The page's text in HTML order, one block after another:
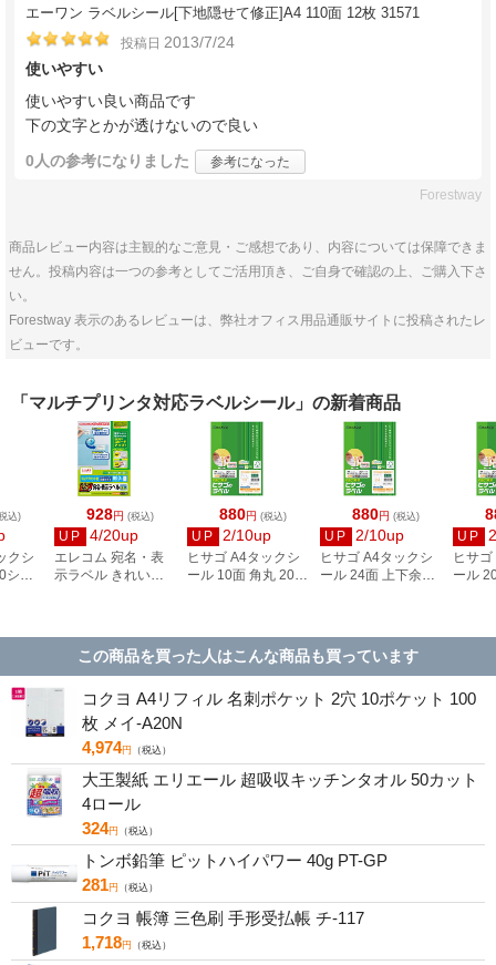
エーワン ラベルシール[下地隠せて修正]A4 110面 12枚 31571
投稿日 2013/7/24
使いやすい
使いやすい良い商品です
下の文字とかが透けないので良い
0人の参考になりました 参考になった
Forestway
商品レビュー内容は主観的なご意見・ご感想であり、内容については保障できま
せん。投稿内容は一つの参考としてご活用頂き、ご自身で確認の上、ご購入下さ
い。
Forestway 表示のあるレビューは、弊社オフィス用品通販サイトに投稿されたレ
ビューです。
「マルチプリンタ対応ラベルシール」の新着商品
928円 (税込)
UP 4/20up
エレコム 宛名・表
示ラベル きれい貼
880円 (税込)
UP 2/10up
ヒサゴ A4タックシ
ール 10面 角丸 20シ
880円 (税込)
UP 2/10up
ヒサゴ A4タックシ
ール 24面 上下余白
UP
ヒサ
ール
込)
クシ
シー
この商品を買った人はこんな商品も買っています
コクヨ A4リフィル 名刺ポケット 2穴 10ポケット 100
枚 メイ-A20N
4,974円 （税込）
大王製紙 エリエール 超吸収キッチンタオル 50カット
4ロール
324円 （税込）
トンボ鉛筆 ピットハイパワー 40g PT-GP
281円 （税込）
コクヨ 帳簿 三色刷 手形受払帳 チ-117
1,718円 （税込）